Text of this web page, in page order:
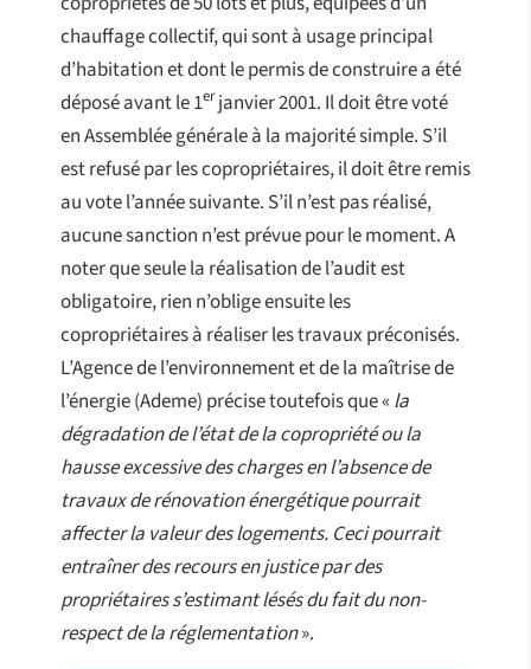
chauffage collectif, qui sont à usage principal
d’habitation et dont le permis de construire a été
déposé avant le 1erjanvier 2001. Il doit être voté
en Assemblée générale à la majorité simple. S’il
est refusé par les copropriétaires, il doit être remis
au vote l’année suivante. S’il n’est pas réalisé,
aucune sanction n’est prévue pour le moment. A
noter que seule la réalisation de l’audit est
obligatoire, rien n’oblige ensuite les
copropriétaires à réaliser les travaux préconisés.
L’Agence de l’environnement et de la maîtrise de
l’énergie (Ademe) précise toutefois que «la
dégradation de l’état de la copropriété ou la
hausse excessive des charges en l’absence de
travaux de rénovation énergétique pourrait
affecter la valeur des logements. Ceci pourrait
entraîner des recours en justice par des
propriétaires s’estimant lésés du fait du non-
respect de la réglementation».